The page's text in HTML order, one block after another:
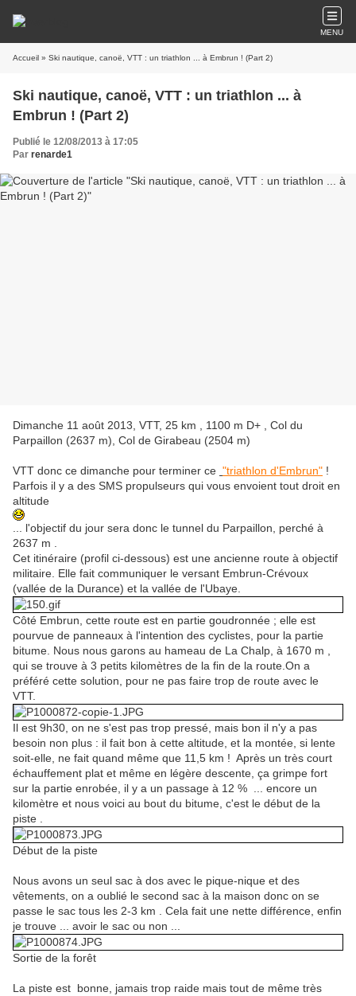
MENU
Accueil » Ski nautique, canoë, VTT : un triathlon ... à Embrun ! (Part 2)
Ski nautique, canoë, VTT : un triathlon ... à
Embrun ! (Part 2)
Publié le 12/08/2013 à 17:05
Par renarde1
Dimanche 11 août 2013, VTT, 25 km , 1100 m D+ , Col du
Parpaillon (2637 m), Col de Girabeau (2504 m)
VTT donc ce dimanche pour terminer ce "triathlon d'Embrun" !
Parfois il y a des SMS propulseurs qui vous envoient tout droit en
altitude
... l'objectif du jour sera donc le tunnel du Parpaillon, perché à
2637 m .
Cet itinéraire (profil ci-dessous) est une ancienne route à objectif
militaire. Elle fait communiquer le versant Embrun-Crévoux
(vallée de la Durance) et la vallée de l'Ubaye.
Côté Embrun, cette route est en partie goudronnée ; elle est
pourvue de panneaux à l'intention des cyclistes, pour la partie
bitume. Nous nous garons au hameau de La Chalp, à 1670 m ,
qui se trouve à 3 petits kilomètres de la fin de la route.On a
préféré cette solution, pour ne pas faire trop de route avec le
VTT.
Il est 9h30, on ne s'est pas trop pressé, mais bon il n'y a pas
besoin non plus : il fait bon à cette altitude, et la montée, si lente
soit-elle, ne fait quand même que 11,5 km ! Après un très court
échauffement plat et même en légère descente, ça grimpe fort
sur la partie enrobée, il y a un passage à 12 % ... encore un
kilomètre et nous voici au bout du bitume, c'est le début de la
piste .
Début de la piste
Nous avons un seul sac à dos avec le pique-nique et des
vêtements, on a oublié le second sac à la maison donc on se
passe le sac tous les 2-3 km . Cela fait une nette différence, enfin
je trouve ... avoir le sac ou non ...
Sortie de la forêt
La piste est bonne, jamais trop raide mais tout de même très